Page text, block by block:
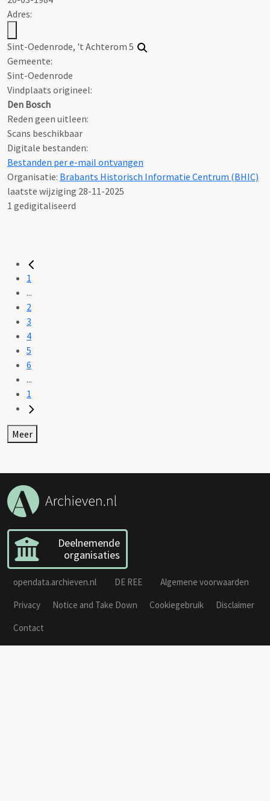
Adres:
Sint-Oedenrode, 't Achterom 5
Gemeente:
Sint-Oedenrode
Vindplaats origineel:
Den Bosch
Reden geen uitleen:
Scans beschikbaar
Digitale bestanden:
Bestanden per e-mail ontvangen
Organisatie: Brabants Historisch Informatie Centrum (BHIC)
laatste wijziging 28-11-2025
1 gedigitaliseerd
1
...
2
3
4
5
6
...
1
Meer
Deelnemende
organisaties
opendata.archieven.nl DE REE
Algemene voorwaarden
Privacy
Notice and Take Down Cookiegebruik
Disclaimer
Contact